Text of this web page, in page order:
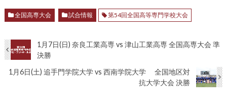
全国高専大会 試合情報 第54回全国高等専門学校大会
1月7日(日) 奈良工業高専 vs 津山工業高専 全国高専大会 準
決勝
1月6日(土) 追手門学院大学 vs 西南学院大学 全国地区対
抗大学大会 決勝